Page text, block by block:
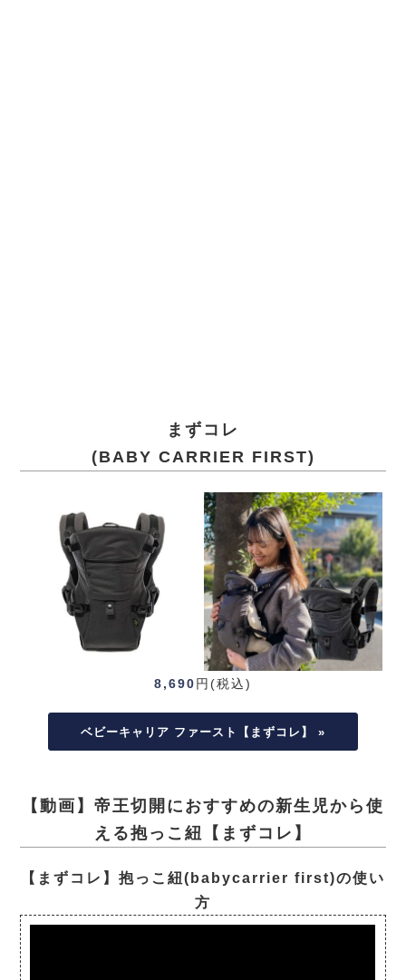
まずコレ
(BABY CARRIER FIRST)
8,690円(税込)
ベビーキャリア ファースト【まずコレ】 »
【動画】帝王切開におすすめの新生児から使
える抱っこ紐【まずコレ】
【まずコレ】抱っこ紐(babycarrier first)の使い
方